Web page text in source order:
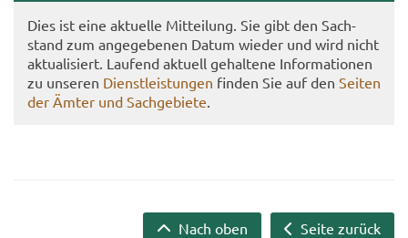
Dies ist eine ak­tu­el­le Mit­tei­lung. Sie gibt den Sach­
stand zum an­ge­ge­be­nen Datum wie­der und wird nicht
ak­tua­li­siert. Lau­fend ak­tu­ell ge­hal­te­ne In­for­ma­tio­nen
zu un­se­ren Dienst­leis­tun­gen fin­den Sie auf den Sei­ten
der Ämter und Sach­ge­bie­te.
Seite zurück
Nach oben